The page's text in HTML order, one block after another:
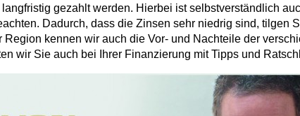
gezahlt werden. Hierbei ist selbstverständlich
Dadurch, dass die Zinsen sehr niedrig sind,
Region kennen wir auch die Vor- und Nachteile der
wir Sie auch bei Ihrer Finanzierung mit Tipps und